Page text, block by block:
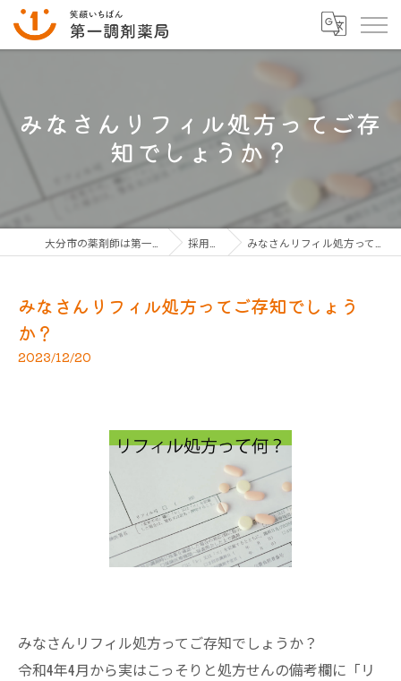
みなさんリフィル処方ってご存
知でしょうか？
採用ブログ みなさんリフィル処方ってご存知でしょうか？
みなさんリフィル処方ってご存知でしょう
か？
2023/12/20
みなさんリフィル処方ってご存知でしょうか？
令和4年4月から実はこっそりと処方せんの備考欄に「リ